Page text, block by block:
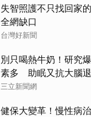
失智照護不只找回家
全網缺口
台灣好新聞
別只喝熱牛奶！研究
素多 助眠又抗大腦
三立新聞網
健保大變革！慢性病